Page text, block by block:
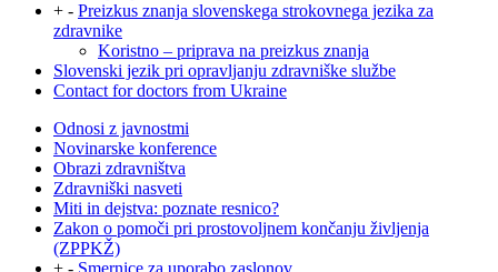
+ - Preizkus znanja slovenskega strokovnega jezika za
zdravnike
Koristno – priprava na preizkus znanja
Slovenski jezik pri opravljanju zdravniške službe
Contact for doctors from Ukraine
Odnosi z javnostmi
Novinarske konference
Obrazi zdravništva
Zdravniški nasveti
Miti in dejstva: poznate resnico?
Zakon o pomoči pri prostovoljnem končanju življenja
(ZPPKŽ)
+ - Smernice za uporabo zaslonov